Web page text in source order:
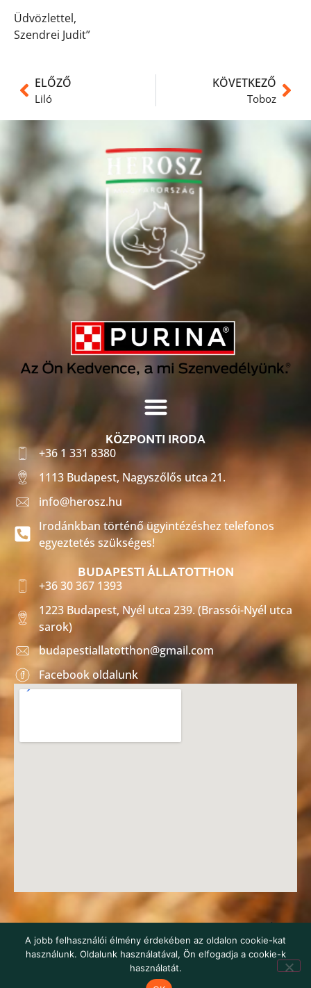
Üdvözlettel,
Szendrei Judit”
ELŐZŐ
Liló
KÖVETKEZŐ
Toboz
KÖZPONTI IRODA
+36 1 331 8380
1113 Budapest, Nagyszőlős utca 21.
info@herosz.hu
Irodánkban történő ügyintézéshez telefonos
egyeztetés szükséges!
BUDAPESTI ÁLLATOTTHON
+36 30 367 1393
1223 Budapest, Nyél utca 239. (Brassói-Nyél utca
sarok)
budapestiallatotthon@gmail.com
Facebook oldalunk
© 2016-2026 HEROSZ Herman Ottó Magyar Országos Állat-
és Természetvédő Egyesület
webstudio22
A jobb felhasználói élmény érdekében az oldalon cookie-kat
használunk. Oldalunk használatával, Ön elfogadja a cookie-k
használatát.